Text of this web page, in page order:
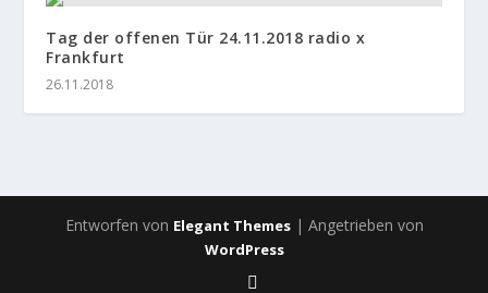
Tag der offenen Tür 24.11.2018 radio x
Frankfurt
26.11.2018
Entworfen von Elegant Themes| Angetrieben von
WordPress